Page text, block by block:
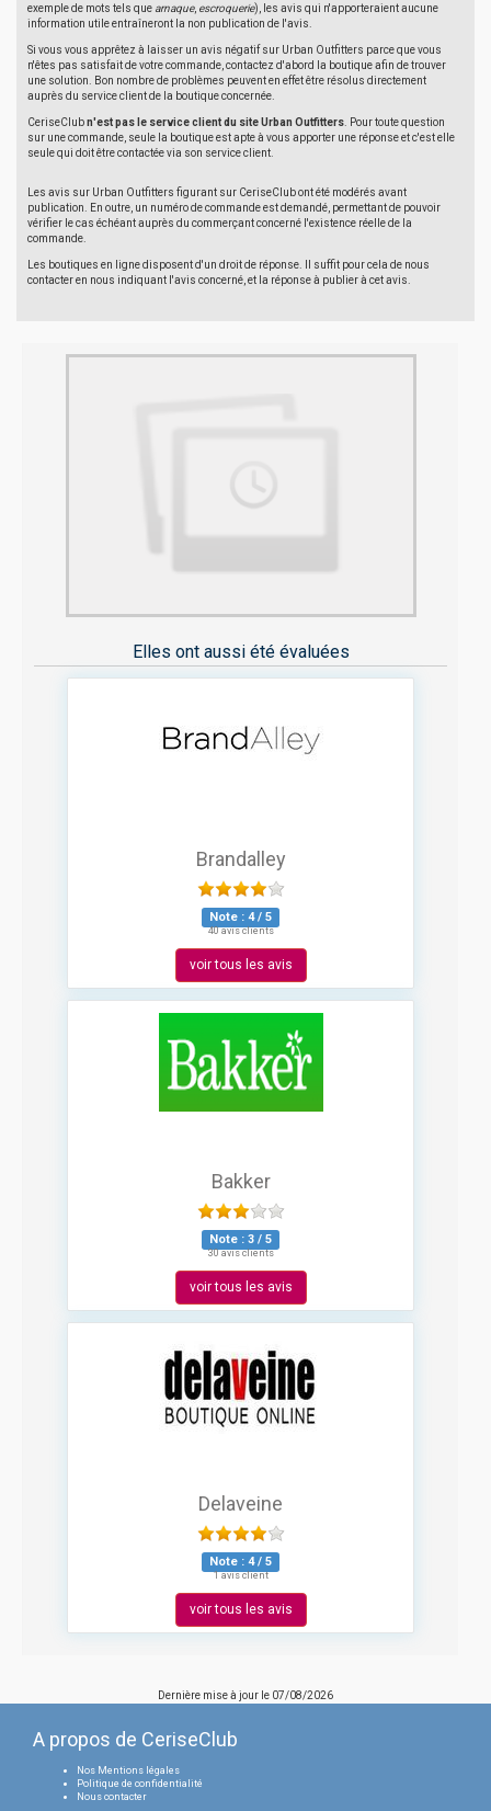
exemple de mots tels que arnaque, escroquerie), les avis qui n'apporteraient aucune
information utile entraîneront la non publication de l'avis.
Si vous vous apprêtez à laisser un avis négatif sur Urban Outfitters parce que vous
n'êtes pas satisfait de votre commande, contactez d'abord la boutique afin de trouver
une solution. Bon nombre de problèmes peuvent en effet être résolus directement
auprès du service client de la boutique concernée.
CeriseClubn'est pas le service client du site Urban Outfitters . Pour toute question
sur une commande, seule la boutique est apte à vous apporter une réponse et c'est elle
seule qui doit être contactée via son service client.
Les avis sur Urban Outfitters figurant sur CeriseClub ont été modérés avant
publication. En outre, un numéro de commande est demandé, permettant de pouvoir
vérifier le cas échéant auprès du commerçant concerné l'existence réelle de la
commande.
Les boutiques en ligne disposent d'un droit de réponse. Il suffit pour cela de nous
contacter en nous indiquant l'avis concerné, et la réponse à publier à cet avis.
Elles ont aussi été évaluées
Brandalley
Note : 4/ 5
40 avis clients
voir tous les avis
Bakker
Note : 3 / 5
30 avis clients
voir tous les avis
Delaveine
Note : 4/ 5
1 avis client
voir tous les avis
Dernière mise à jour le 07/08/2026
A propos de CeriseClub
Nos Mentions légales
Politique de confidentialité
Nous contacter